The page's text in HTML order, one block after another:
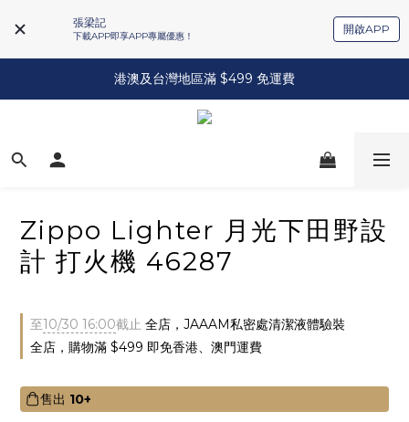
張梁記
下載APP即享APP專屬優惠！
開啟APP
港澳及台灣地區滿 $499 免運費
Zippo Lighter 月光下田野設
計 打火機 46287
至10/30 16:00截止 全店，JAAAM私密處清潔液體驗裝
全店，購物滿 $499 即免香港、澳門運費
售出 10+